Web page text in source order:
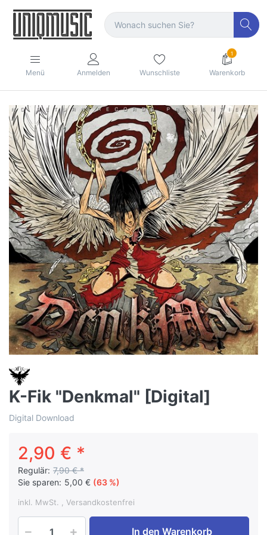
Menü Anmelden Wunschliste
1
Warenkorb
K-Fik "Denkmal" [Digital]
Digital Download
2,90 € *
Regulär: 7,90 € *
Sie sparen: 5,00 € (63 %)
inkl. MwSt. , Versandkostenfrei
In den Warenkorb